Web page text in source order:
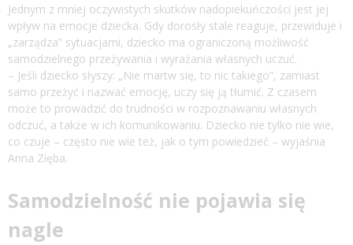
Jednym z mniej oczywistych skutków nadopiekuńczości jest jej
wpływ na emocje dziecka. Gdy dorosły stale reaguje, przewiduje i
„zarządza” sytuacjami, dziecko ma ograniczoną możliwość
samodzielnego przeżywania i wyrażania własnych uczuć.
– Jeśli dziecko słyszy: „Nie martw się, to nic takiego”, zamiast
samo przeżyć i nazwać emocję, uczy się ją tłumić. Z czasem
może to prowadzić do trudności w rozpoznawaniu własnych
odczuć, a także w ich komunikowaniu. Dziecko nie tylko nie wie,
co czuje – często nie wie też, jak o tym powiedzieć – wyjaśnia
Anna Zięba.
Samodzielność nie pojawia się
nagle